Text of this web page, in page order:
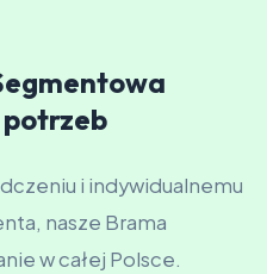
i indywidualnemu
nasze Brama
w całej Polsce.